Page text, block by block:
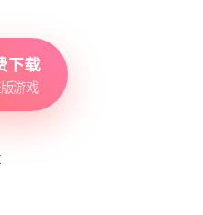
下载
游戏